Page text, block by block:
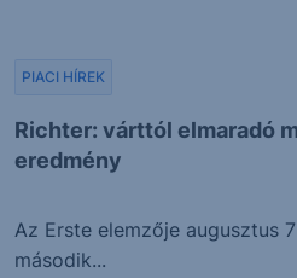
Richter: várttól elmaradó
eredmény
PIACI HÍREK
Az Erste elemzője augusztus
második...